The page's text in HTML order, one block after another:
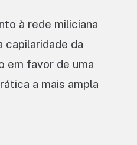
à rede miliciana
capilaridade da
em favor de uma
a mais ampla